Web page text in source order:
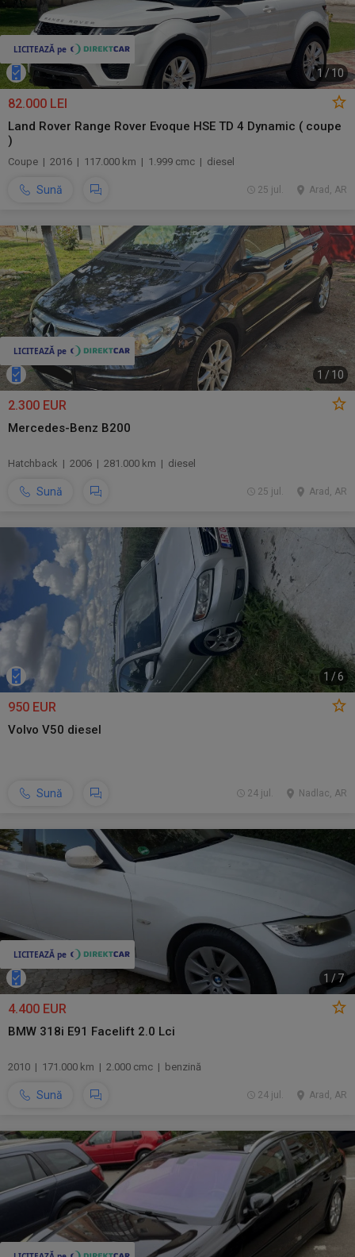
1 /10
82.000 LEI
Land Rover Range Rover Evoque HSE TD 4 Dynamic ( coupe
)
Coupe | 2016 | 117.000 km | 1.999 cmc | diesel
Sună Arad, AR
25 jul.
1 / 10
2.300 EUR
Mercedes-Benz B200
Hatchback | 2006 | 281.000 km | diesel
Sună Arad, AR
25 jul.
1 /6
950 EUR
Volvo V50 diesel
Sună Nadlac, AR
24 jul.
1 /7
4.400 EUR
BMW 318i E91 Facelift 2.0 Lci
2010 | 171.000 km | 2.000 cmc | benzină
Sună Arad, AR
24 jul.